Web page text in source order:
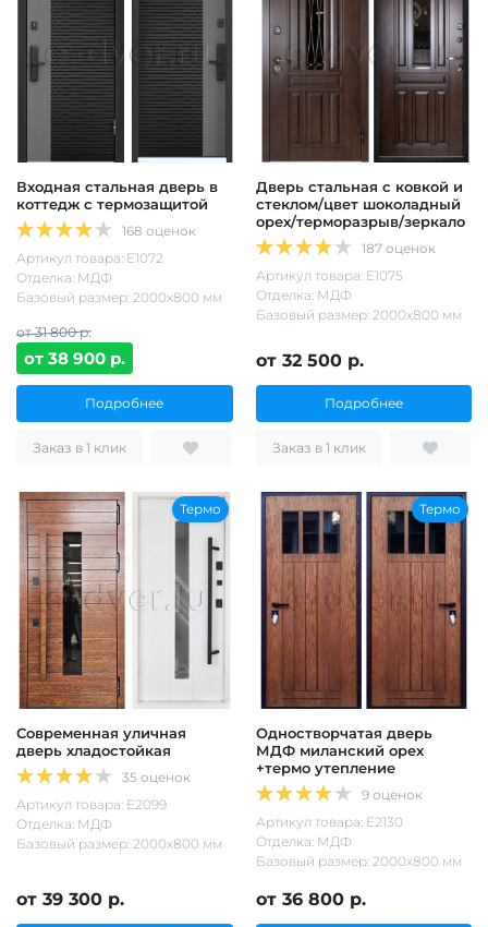
Входная стальная дверь в
коттедж с термозащитой
168 оценок
Артикул товара: Е1072
Отделка: МДФ
Базовый размер: 2000х800 мм
от 31 800 р.
от 38 900 р.
Подробнее
Заказ в 1 клик
Дверь стальная с ковкой и
стеклом/цвет шоколадный
орех/терморазрыв/зеркало
187 оценок
Артикул товара: Е1075
Отделка: МДФ
Базовый размер: 2000х800 мм
от 32 500 р.
Подробнее
Заказ в 1 клик
Термо
Современная уличная
дверь хладостойкая
35 оценок
Артикул товара: Е2099
Отделка: МДФ
Базовый размер: 2000х800 мм
от 39 300 р.
Термо
Одностворчатая дверь
МДФ миланский орех
+термо утепление
9 оценок
Артикул товара: Е2130
Отделка: МДФ
Базовый размер: 2000х800 мм
от 36 800 р.